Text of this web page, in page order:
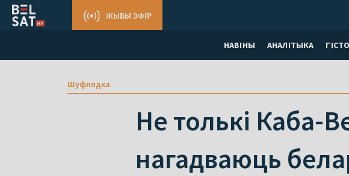
НАВІНЫ АНАЛІТЫКА
ЖЫВЫ ЭФІР
Шуфлядка
Не толькі Каба-
нагадваюць